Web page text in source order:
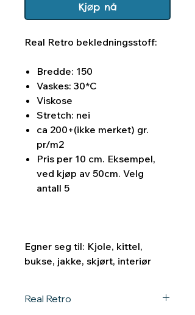
Kjøp nå
Real Retro bekledningsstoff:
Bredde: 150
Vaskes: 30*C
Viskose
Stretch: nei
ca 200+(ikke merket) gr.
pr/m2
Pris per 10 cm. Eksempel,
ved kjøp av 50cm. Velg
antall 5
Egner seg til: Kjole, kittel,
bukse, jakke, skjørt, interiør
Real Retro